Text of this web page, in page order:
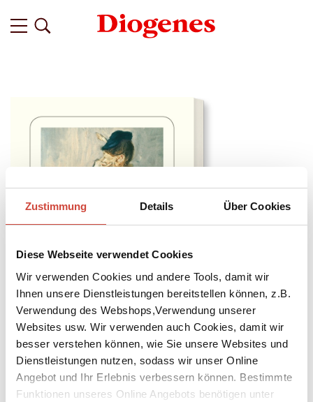
Zustimmung Details Über Cookies
Diese Webseite verwendet Cookies
Wir verwenden Cookies und andere Tools, damit wir
Ihnen unsere Dienstleistungen bereitstellen können, z.B.
Verwendung des Webshops,Verwendung unserer
Websites usw. Wir verwenden auch Cookies, damit wir
besser verstehen können, wie Sie unsere Websites und
Dienstleistungen nutzen, sodass wir unser Online
Angebot und Ihr Erlebnis verbessern können. Bestimmte
Funktionen unseres Online Angebots benötigen unter